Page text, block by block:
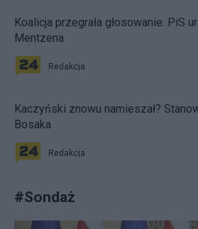
Koalicja przegrała głosowanie. PiS
Mentzena
Redakcja
Kaczyński znowu namieszał?
Bosaka
Redakcja
#Sondaż